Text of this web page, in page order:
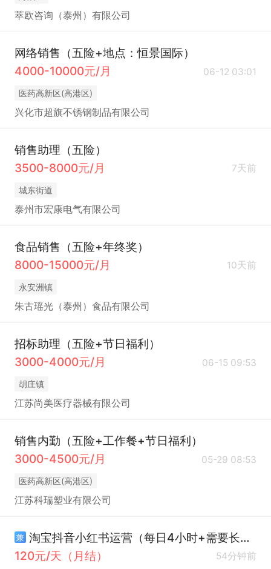
萃欧咨询（泰州）有限公司
网络销售（五险+地点：恒景国际）
4000-10000元/月
06-12 03:01
医药高新区(高港区)
兴化市超旗不锈钢制品有限公司
销售助理（五险）
3500-8000元/月
7天前
城东街道
泰州市宏康电气有限公司
食品销售（五险+年终奖）
8000-15000元/月
10天前
永安洲镇
朱古瑶光（泰州）食品有限公司
招标助理（五险+节日福利）
3000-4000元/月
06-15 09:53
胡庄镇
江苏尚美医疗器械有限公司
销售内勤（五险+工作餐+节日福利）
3000-4500元/月
05-29 08:53
医药高新区(高港区)
江苏科瑞塑业有限公司
兼
淘宝抖音小红书运营（每日4小时+需要长期）
120元/天（月结）
54分钟前